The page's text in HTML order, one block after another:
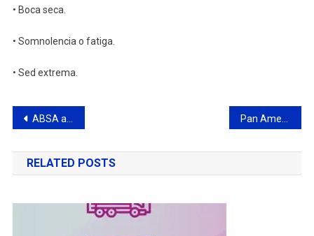
• Boca seca.
• Somnolencia o fatiga.
• Sed extrema.
Navegación
de
entradas
ABSA anuncia reparaciones en la red de agua de Campana
RELATED POSTS